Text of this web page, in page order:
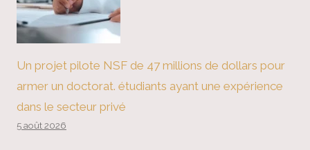
Un projet pilote NSF de 47 millions de dollars pour
armer un doctorat. étudiants ayant une expérience
dans le secteur privé
5 août 2026